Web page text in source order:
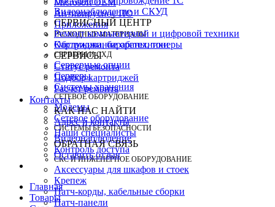
Microsoft OEM
Антивирусное ПО
Приложения
РАСХОДНЫЕ МАТЕРИАЛЫ
Картриджи, барабаны, тонеры
СЕРВЕРЫ И СХД
Серверные опции
Серверы
Системы хранения
СЕТЕВОЕ ОБОРУДОВАНИЕ
Модемы
Сетевое оборудование
СИСТЕМЫ БЕЗОПАСНОСТИ
Видеонаблюдение
Контроль доступа
СКС И ИНЖЕНЕРНОЕ ОБОРУДОВАНИЕ
Аксессуары для шкафов и стоек
Крепеж
Патч-корды, кабельные сборки
Патч-панели
Видеонаблюдение и СКУД
СЕРВИСНЫЙ ЦЕНТР
Ремонт компьютерной и цифровой техники
Обслуживание оргтехники
СЕРВИСЫ
Статус ремонта
Подбор картриджей
Расчет ремонта
Контакты
КАК НАС НАЙТИ
Адрес и контакты
Наши специалисты
ОБРАТНАЯ СВЯЗЬ
Оставить отзыв
Главная
Товары